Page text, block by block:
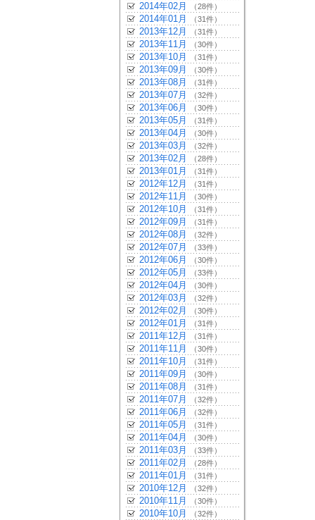
2014年02月 （28件）
2014年01月 （31件）
2013年12月 （31件）
2013年11月 （30件）
2013年10月 （31件）
2013年09月 （30件）
2013年08月 （31件）
2013年07月 （32件）
2013年06月 （30件）
2013年05月 （31件）
2013年04月 （30件）
2013年03月 （32件）
2013年02月 （28件）
2013年01月 （31件）
2012年12月 （31件）
2012年11月 （30件）
2012年10月 （31件）
2012年09月 （31件）
2012年08月 （32件）
2012年07月 （33件）
2012年06月 （30件）
2012年05月 （33件）
2012年04月 （30件）
2012年03月 （32件）
2012年02月 （30件）
2012年01月 （31件）
2011年12月 （31件）
2011年11月 （30件）
2011年10月 （31件）
2011年09月 （30件）
2011年08月 （31件）
2011年07月 （32件）
2011年06月 （32件）
2011年05月 （31件）
2011年04月 （30件）
2011年03月 （33件）
2011年02月 （28件）
2011年01月 （31件）
2010年12月 （32件）
2010年11月 （30件）
2010年10月 （32件）